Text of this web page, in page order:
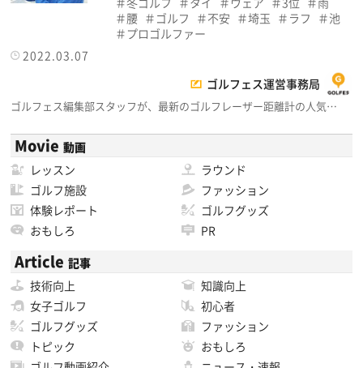
腰
ゴルフ 不安 埼玉 ラフ
池
プロゴルファー
2022.03.07
ゴルフェス運営事務局
ゴルフェス編集部スタッフが、最新のゴルフレーザー距離計の人気…
Movie 動画
レッスン
ラウンド
ゴルフ施設
ファッション
体験レポート
ゴルフグッズ
おもしろ
PR
Article 記事
技術向上
知識向上
女子ゴルフ
初心者
ゴルフグッズ
ファッション
トピック
おもしろ